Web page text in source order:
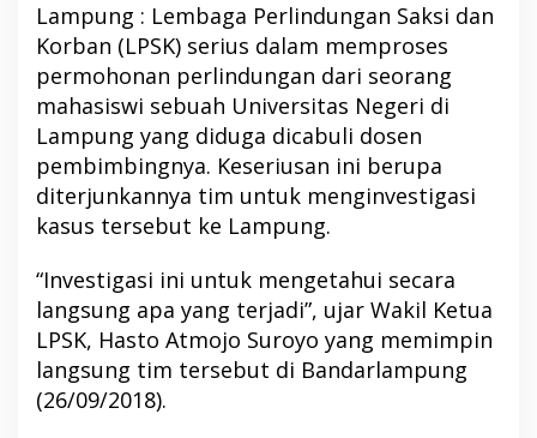
Lampung : Lembaga Perlindungan Saksi dan
Korban (LPSK) serius dalam memproses
permohonan perlindungan dari seorang
mahasiswi sebuah Universitas Negeri di
Lampung yang diduga dicabuli dosen
pembimbingnya. Keseriusan ini berupa
diterjunkannya tim untuk menginvestigasi
kasus tersebut ke Lampung.
“Investigasi ini untuk mengetahui secara
langsung apa yang terjadi”, ujar Wakil Ketua
LPSK, Hasto Atmojo Suroyo yang memimpin
langsung tim tersebut di Bandarlampung
(26/09/2018).